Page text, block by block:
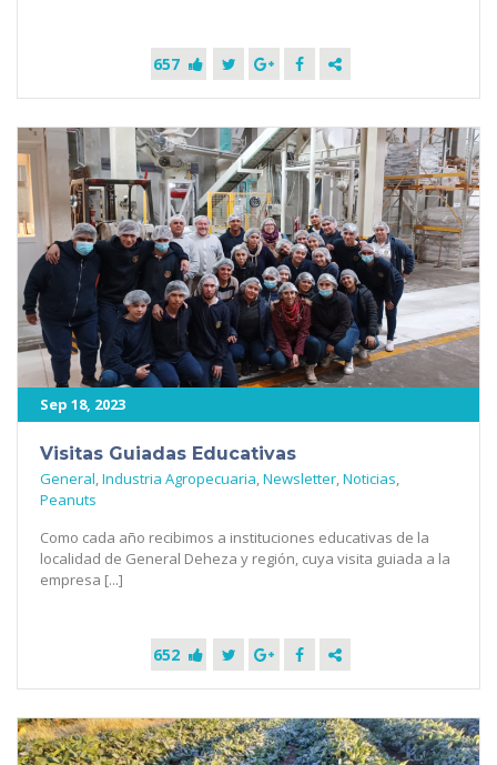
657
Sep 18, 2023
Visitas Guiadas Educativas
General,Industria Agropecuaria,Newsletter,Noticias,
Peanuts
Como cada año recibimos a instituciones educativas de la
localidad de General Deheza y región, cuya visita guiada a la
empresa [...]
652